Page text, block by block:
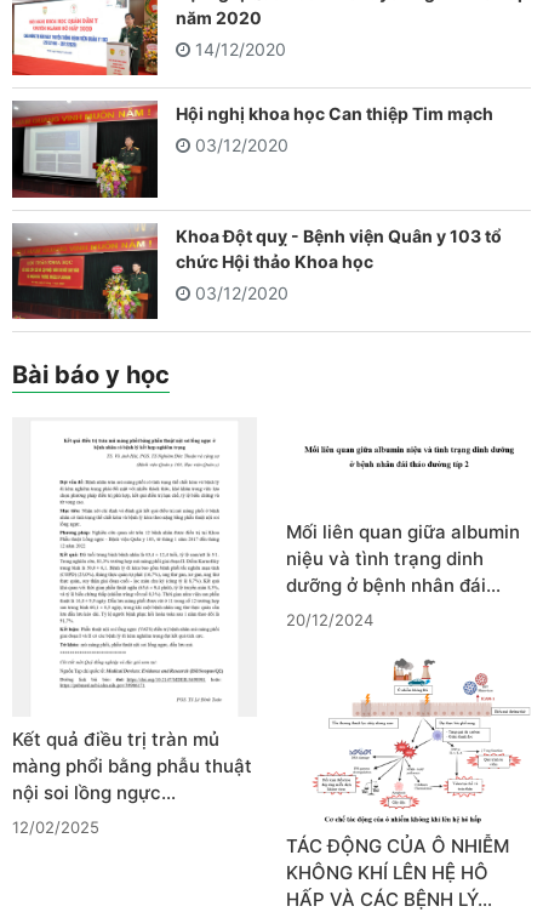
năm 2020
14/12/2020
Hội nghị khoa học Can thiệp Tim mạch
03/12/2020
Khoa Đột quỵ - Bệnh viện Quân y 103 tổ
chức Hội thảo Khoa học
03/12/2020
Bài báo y học
Kết quả điều trị tràn mủ
màng phổi bằng phẫu thuật
nội soi lồng ngực…
12/02/2025
Mối liên quan giữa albumin
niệu và tình trạng dinh
dưỡng ở bệnh nhân đái…
20/12/2024
TÁC ĐỘNG CỦA Ô NHIỄM
KHÔNG KHÍ LÊN HỆ HÔ
HẤP VÀ CÁC BỆNH LÝ…